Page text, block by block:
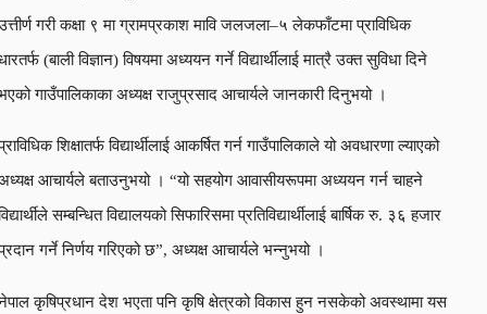
गरी कक्षा ९ मा ग्रामप्रकाश मावि जलजला–५ लेकफाँटमा प्राविधिक
(बाली विज्ञान) विषयमा अध्ययन गर्ने विद्यार्थीलाई मात्रै उक्त सुविधा दिने
गाउँपालिकाका अध्यक्ष राजुप्रसाद आचार्यले जानकारी दिनुभयो ।
शिक्षातर्फ विद्यार्थीलाई आकर्षित गर्न गाउँपालिकाले यो अवधारणा ल्याएको
आचार्यले बताउनुभयो । “यो सहयोग आवासीयरूपमा अध्ययन गर्न चाहने
सम्बन्धित विद्यालयको सिफारिसमा प्रतिविद्यार्थीलाई बार्षिक रु. ३६ हजार
गर्ने निर्णय गरिएको छ”, अध्यक्ष आचार्यले भन्नुभयो ।
कृषिप्रधान देश भएता पनि कृषि क्षेत्रको विकास हुन नसकेको अवस्थामा यस